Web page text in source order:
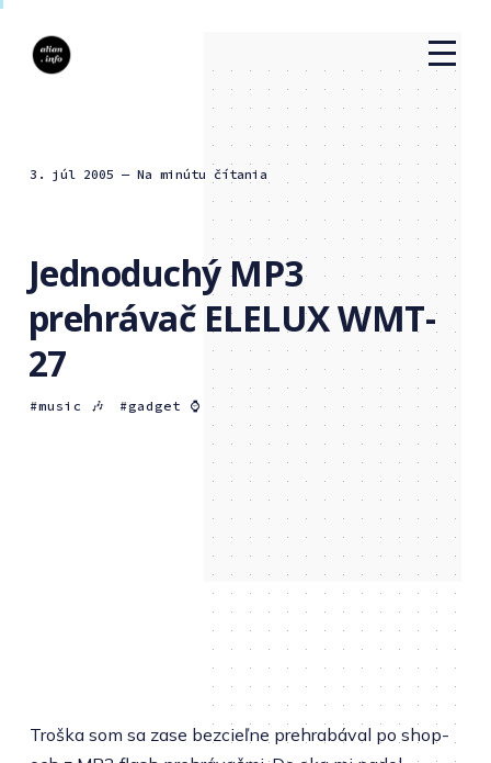
3. júl 2005 — Na minútu čítania
Jednoduchý MP3
prehrávač ELELUX WMT-
27
music 🎶 gadget ⌚️
Troška som sa zase bezcieľne prehrabával po shop-